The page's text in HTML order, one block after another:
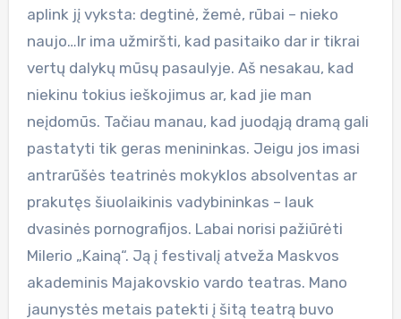
aplink jį vyksta: degtinė, žemė, rūbai – nieko
naujo…Ir ima užmiršti, kad pasitaiko dar ir tikrai
vertų dalykų mūsų pasaulyje. Aš nesakau, kad
niekinu tokius ieškojimus ar, kad jie man
neįdomūs. Tačiau manau, kad juodąją dramą gali
pastatyti tik geras menininkas. Jeigu jos imasi
antrarūšės teatrinės mokyklos absolventas ar
prakutęs šiuolaikinis vadybininkas – lauk
dvasinės pornografijos. Labai norisi pažiūrėti
Milerio „Kainą“. Ją į festivalį atveža Maskvos
akademinis Majakovskio vardo teatras. Mano
jaunystės metais patekti į šitą teatrą buvo